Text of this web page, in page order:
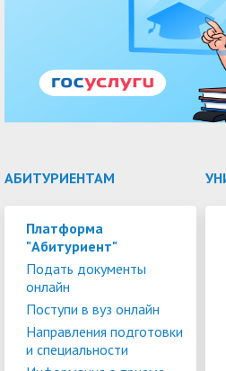
АБИТУРИЕНТАМ
Платформа
"Абитуриент"
Подать документы
онлайн
Поступи в вуз онлайн
Направления подготовки
и специальности